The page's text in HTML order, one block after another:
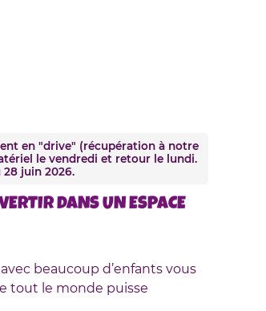
en "drive" (récupération à notre
le vendredi et retour le lundi.
28 juin 2026.
DANS UN ESPACE
beaucoup d’enfants vous
tout le monde puisse